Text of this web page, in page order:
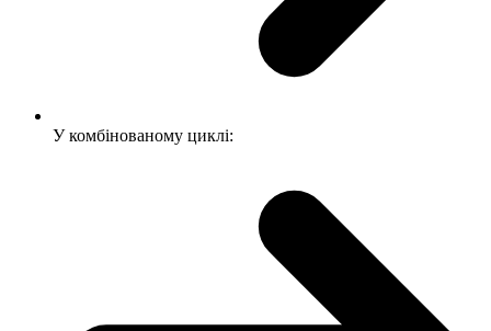
У комбінованому циклі: